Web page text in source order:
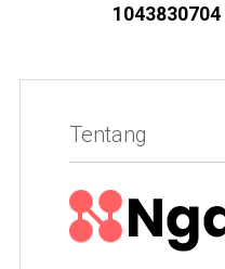
1043830704
Tentang